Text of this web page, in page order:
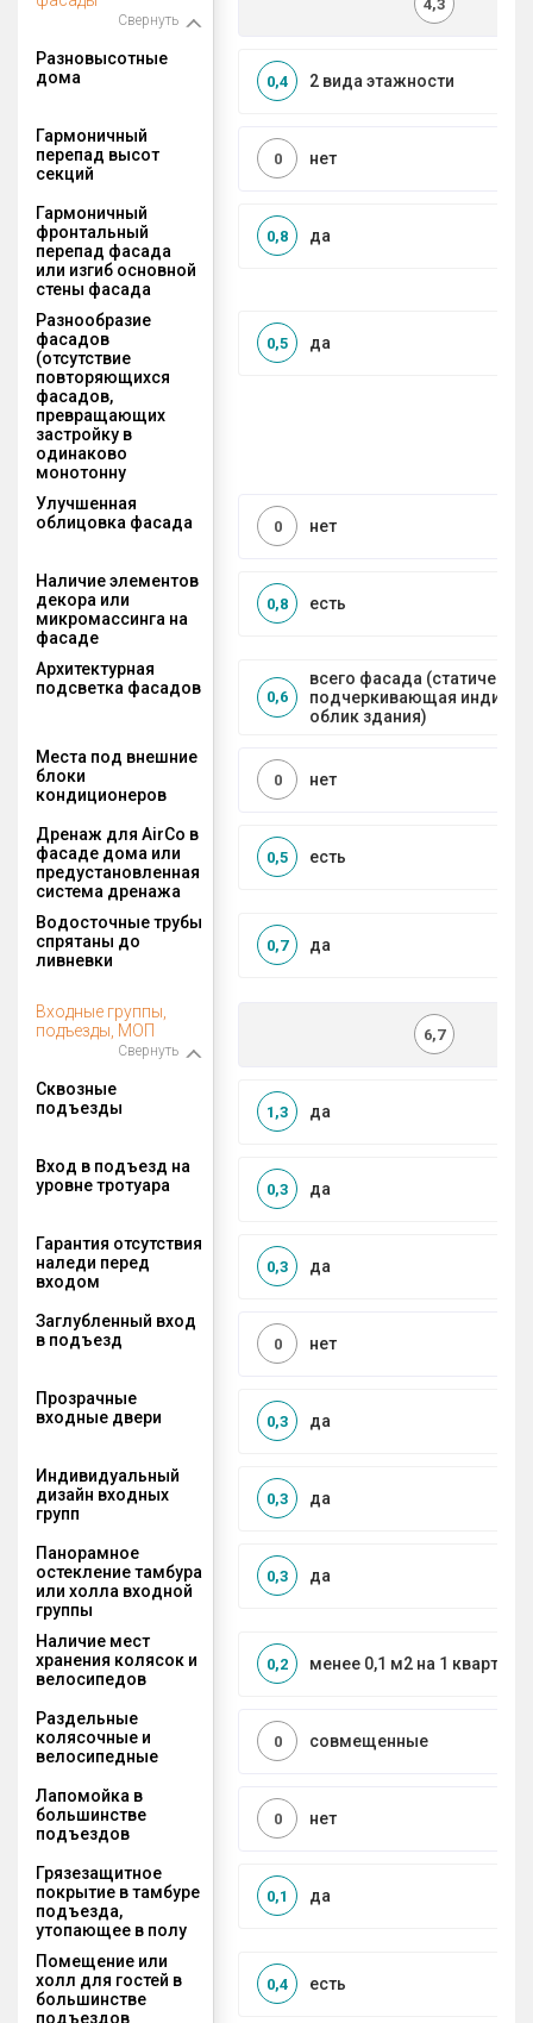
Свернуть
4,3
Разновысотные
дома
2 вида этажности
0,4
Гармоничный
перепад высот
секций
нет
0
Гармоничный
фронтальный
перепад фасада
или изгиб основной
стены фасада
да
0,8
Разнообразие
фасадов
(отсутствие
повторяющихся
фасадов,
превращающих
застройку в
одинаково
монотонну
да
0,5
Улучшенная
облицовка фасада
нет
0
Наличие элементов
декора или
микромассинга на
фасаде
есть
0,8
Архитектурная
подсветка фасадов
всего фасада
подчеркивающая
облик здания)
0,6
Места под внешние
блоки
кондиционеров
нет
0
Дренаж для AirCo в
фасаде дома или
предустановленная
система дренажа
есть
0,5
Водосточные трубы
спрятаны до
ливневки
да
0,7
Входные группы,
подъезды, МОП
Свернуть
6,7
Сквозные
подъезды
да
1,3
Вход в подъезд на
уровне тротуара
да
0,3
Гарантия отсутствия
наледи перед
входом
да
0,3
Заглубленный вход
в подъезд
нет
0
Прозрачные
входные двери
да
0,3
Индивидуальный
дизайн входных
групп
да
0,3
Панорамное
остекление тамбура
или холла входной
группы
да
0,3
Наличие мест
хранения колясок и
велосипедов
менее 0,1 м2 на 1 квартиру
0,2
Раздельные
колясочные и
велосипедные
совмещенные
0
Лапомойка в
большинстве
подъездов
нет
0
Грязезащитное
покрытие в тамбуре
подъезда,
утопающее в полу
да
0,1
Помещение или
холл для гостей в
большинстве
подъездов
есть
0,4